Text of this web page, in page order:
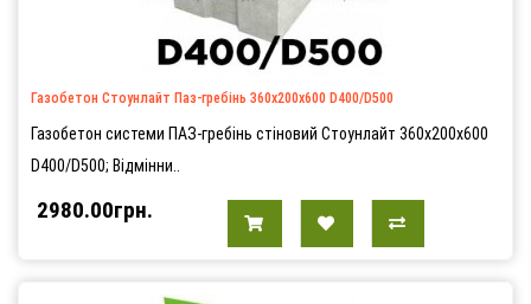
Газобетон Стоунлайт Паз-гребінь 360х200х600 D400/D500
Газобетон системи ПАЗ-гребінь стіновий Стоунлайт 360х200х600
D400/D500; Відмінни..
2980.00грн.